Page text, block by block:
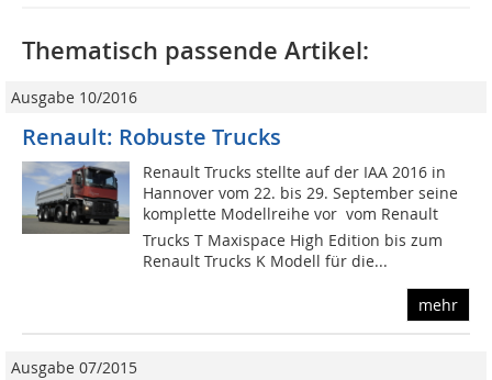
Thematisch passende Artikel:
Ausgabe 10/2016
Renault: Robuste Trucks
Renault Trucks stellte auf der IAA 2016 in
Hannover vom 22. bis 29. September seine
komplette Modellreihe vor  vom Renault
Trucks T Maxispace High Edition bis zum
Renault Trucks K Modell für die...
mehr
Ausgabe 07/2015